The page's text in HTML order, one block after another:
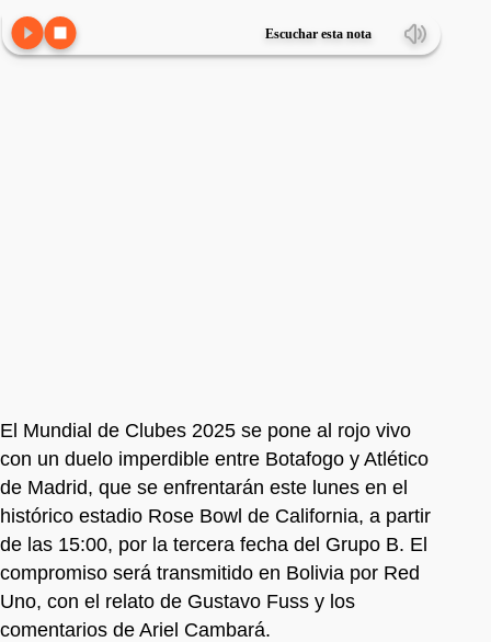
Escuchar esta nota
El Mundial de Clubes 2025 se pone al rojo vivo
con un duelo imperdible entre Botafogo y Atlético
de Madrid, que se enfrentarán este lunes en el
histórico estadio Rose Bowl de California, a partir
de las 15:00, por la tercera fecha del Grupo B. El
compromiso será transmitido en Bolivia por Red
Uno, con el relato de Gustavo Fuss y los
comentarios de Ariel Cambará.